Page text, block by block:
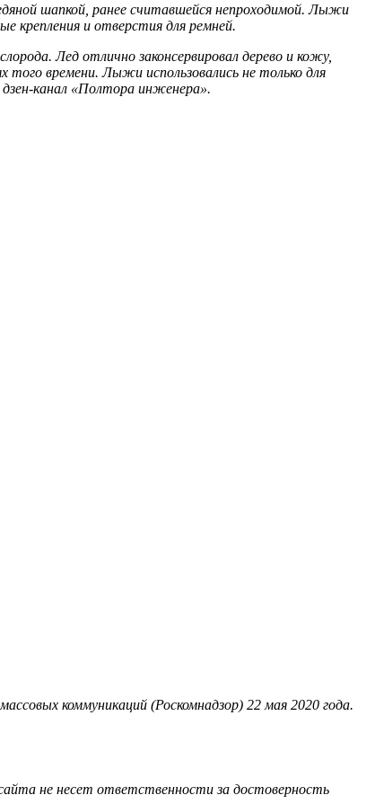
шапкой, ранее считавшейся непроходимой. Лыжи
крепления и отверстия для ремней.
Лед отлично законсервировал дерево и кожу,
времени. Лыжи использовались не только для
канал «Полтора инженера».
коммуникаций (Роскомнадзор) 22 мая 2020 года.
не несет ответственности за достоверность